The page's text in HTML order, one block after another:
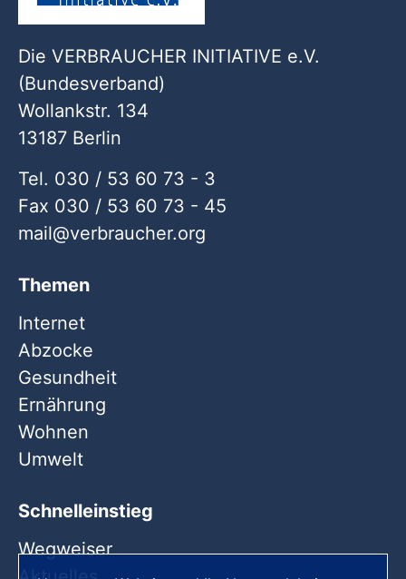
Die VERBRAUCHER INITIATIVE e.V.
(Bundesverband)
Wollankstr. 134
13187 Berlin
Tel. 030 / 53 60 73 - 3
Fax 030 / 53 60 73 - 45
mail
verbraucher org
Themen
Internet
Abzocke
Gesundheit
Ernährung
Wohnen
Umwelt
Schnelleinstieg
Wegweiser